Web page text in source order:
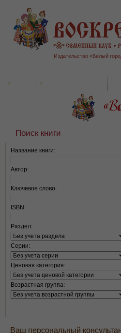
Издательство «Белый
Поиск книги
Название книги:
Автор:
Ключевое слово:
ISBN:
Раздел:
Серии:
Ценовая категория:
Возрастная группа:
Ваш персональный